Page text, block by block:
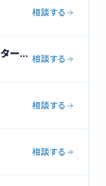
相談する
多言語コールセンター・コンタクトセンター運営サービス 相談する
相談する
相談する